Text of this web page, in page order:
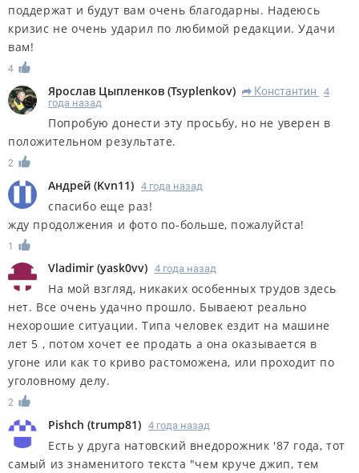
поддержат и будут вам очень благодарны. Надеюсь
кризис не очень ударил по любимой редакции. Удачи
вам!
4
Ярослав Цыпленков (Tsyplenkov) R Константин
4
года назад
Попробую донести эту просьбу, но не уверен в
положительном результате.
2
Андрей (Kvn11) 4 года назад
спасибо еще раз!
жду продолжения и фото по-больше, пожалуйста!
1
Vladimir (yask0vv) 4 года назад
На мой взгляд, никаких особенных трудов здесь
нет. Все очень удачно прошло. Бываеют реально
нехорошие ситуации. Типа человек ездит на машине
лет 5 , потом хочет ее продать а она оказывается в
угоне или как то криво растоможена, или проходит по
уголовному делу.
2
Pishch (trump81) 4 года назад
Есть у друга натовский внедорожник '87 года, тот
самый из знаменитого текста "чем круче джип, тем